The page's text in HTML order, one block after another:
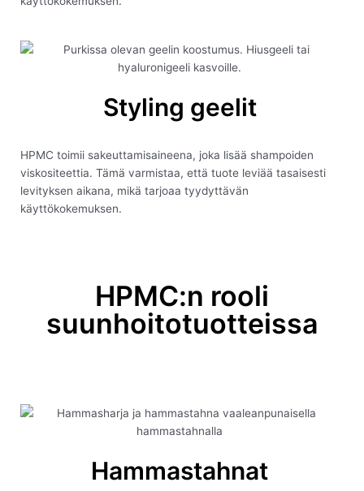
Styling geelit
HPMC toimii sakeuttamisaineena, joka lisää shampoiden
viskositeettia. Tämä varmistaa, että tuote leviää tasaisesti
levityksen aikana, mikä tarjoaa tyydyttävän
käyttökokemuksen.
HPMC:n rooli
suunhoitotuotteissa
Hammastahnat